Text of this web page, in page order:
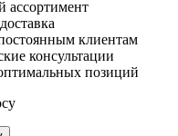
клиентам
консультации
позиций